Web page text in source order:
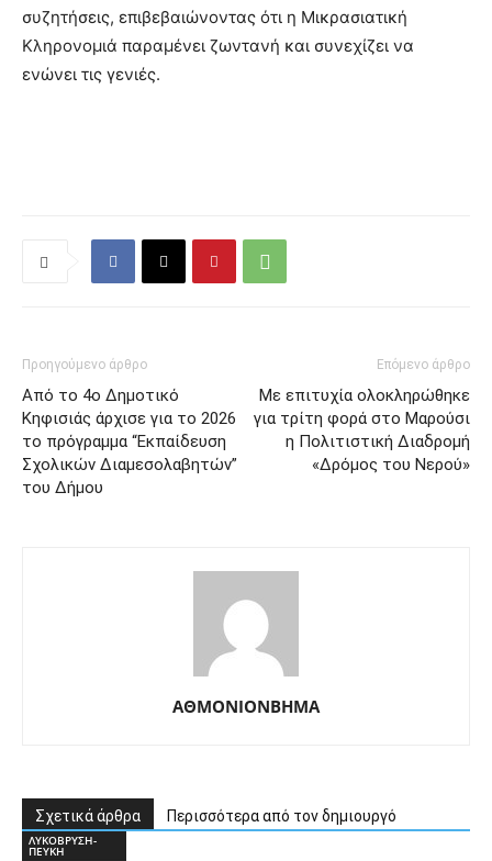
συζητήσεις, επιβεβαιώνοντας ότι η Μικρασιατική
Κληρονομιά παραμένει ζωντανή και συνεχίζει να
ενώνει τις γενιές.
Προηγούμενο άρθρο
Από το 4ο Δημοτικό
Κηφισιάς άρχισε για το 2026
το πρόγραμμα “Εκπαίδευση
Σχολικών Διαμεσολαβητών”
του Δήμου
Επόμενο άρθρο
Με επιτυχία ολοκληρώθηκε
για τρίτη φορά στο Μαρούσι
η Πολιτιστική Διαδρομή
«Δρόμος του Νερού»
ΑΘΜΟΝΙΟΝΒΗΜΑ
Σχετικά άρθρα Περισσότερα από τον δημιουργό
ΛΥΚΟΒΡΥΣΗ-
ΠΕΥΚΗ